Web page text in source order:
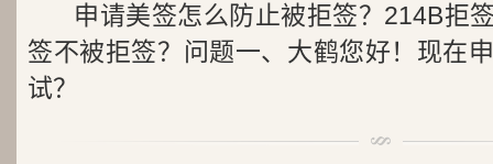
申请美签怎么防止被拒签？214B拒
签不被拒签？问题一、大鹤您好！现在
试？